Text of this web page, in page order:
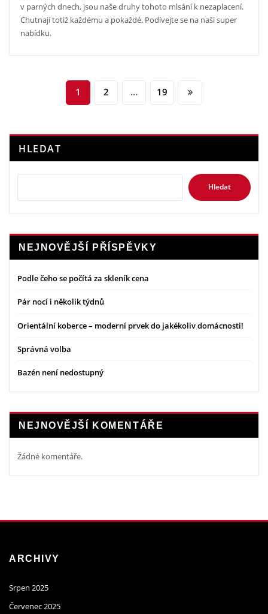
v parných dnech, jsou naše druhy tohoto mlsání k nezaplacení.
Chutnají totiž každému a pokaždé. Podívejte se na naši super
nabídku.
Stránkování
1 2 … 19
HLEDAT
Hledat
NEJNOVĚJŠÍ PŘÍSPĚVKY
Podle čeho se počítá za skleník cena
Pár nocí i několik týdnů
Orientální koberce – moderní prvek do jakékoliv domácnosti!
Správná volba
Bazén není nedostupný
NEJNOVĚJŠÍ KOMENTÁŘE
Žádné komentáře.
ARCHIVY
Srpen 2025
Červenec 2025